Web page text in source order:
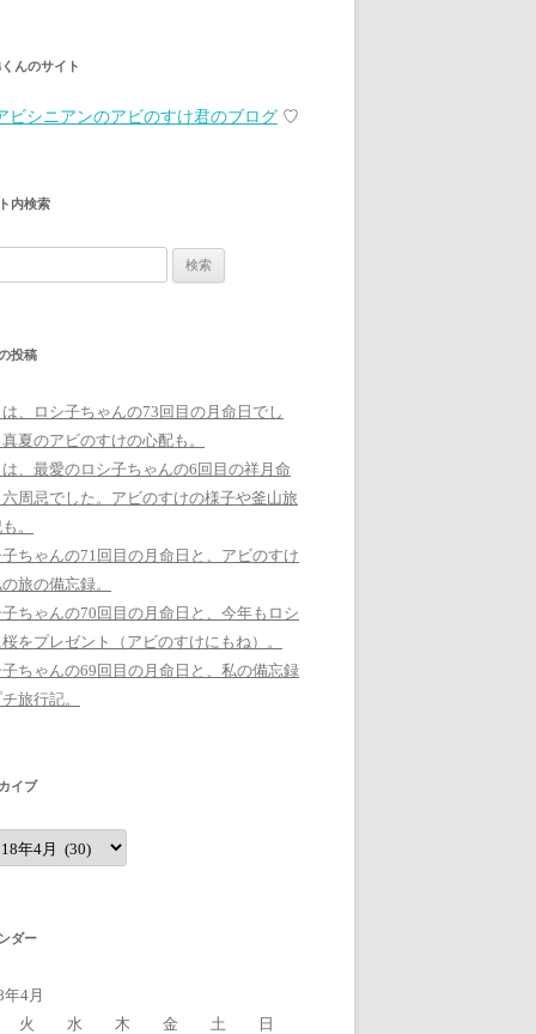
んのサイト
ビシニアンのアビのすけ君のブログ ♡
内検索
投稿
、ロシ子ちゃんの73回目の月命日でし
夏のアビのすけの心配も。
、最愛のロシ子ちゃんの6回目の祥月命
周忌でした。アビのすけの様子や釜山旅
。
ちゃんの71回目の月命日と、アビのすけ
旅の備忘録。
ちゃんの70回目の月命日と、今年もロシ
をプレゼント（アビのすけにもね）。
ちゃんの69回目の月命日と、私の備忘録
旅行記。
イブ
ダー
4月
火
水 木 金 土
日